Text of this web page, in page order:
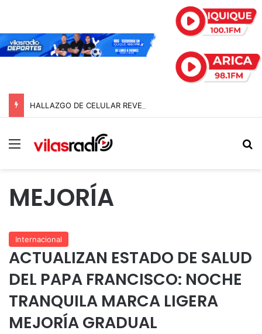
Menú
MEJORÍA
Internacional
ACTUALIZAN ESTADO DE SALUD
DEL PAPA FRANCISCO: NOCHE
TRANQUILA MARCA LIGERA
MEJORÍA GRADUAL